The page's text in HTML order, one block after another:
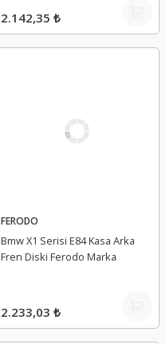
2.142,35 ₺
FERODO
Bmw X1 Serisi E84 Kasa Arka
Fren Diski Ferodo Marka
2.233,03 ₺